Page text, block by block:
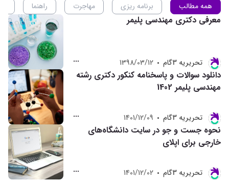
همه مطالب برنامه ریزی مهاجرت راهنما
معرفی دکتری مهندسی پلیمر
تحريريه 3گام 1398/03/12
دانلود سوالات و پاسخنامه کنکور دکتری رشته
مهندسی پلیمر 1402
تحريريه 3گام 1401/12/09
نحوه جست و جو در سایت دانشگاه‌های
خارجی برای اپلای
تحريريه 3گام 1401/12/02